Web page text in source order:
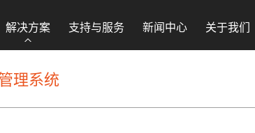
解决方案 支持与服务 新闻中心 关于我们
理系统